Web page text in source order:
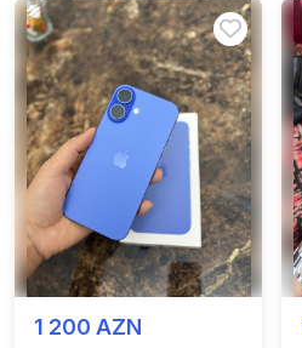
1 200 AZN